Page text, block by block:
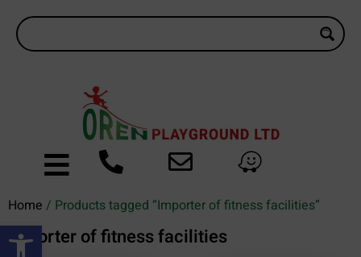
Open toolbar
Home / Products tagged “Importer of fitness facilities”
Importer of fitness facilities